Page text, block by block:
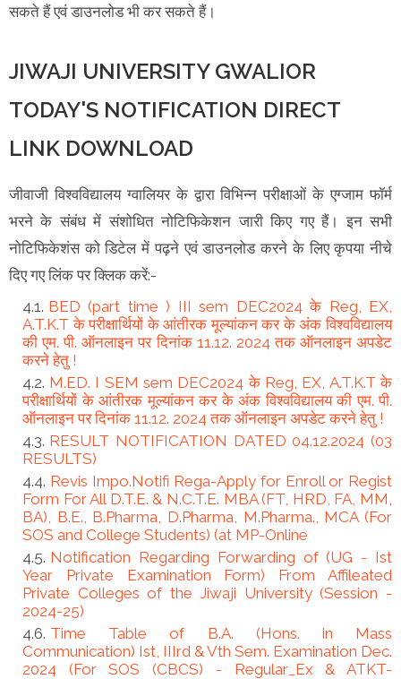
सकते हैं एवं डाउनलोड भी कर सकते हैं।
JIWAJI UNIVERSITY GWALIOR
TODAY'S NOTIFICATION DIRECT
LINK DOWNLOAD
जीवाजी विश्वविद्यालय ग्वालियर के द्वारा विभिन्न परीक्षाओं के एग्जाम फॉर्म
भरने के संबंध में संशोधित नोटिफिकेशन जारी किए गए हैं। इन सभी
नोटिफिकेशंस को डिटेल में पढ़ने एवं डाउनलोड करने के लिए कृपया नीचे
दिए गए लिंक पर क्लिक करें:-
BED (part time ) III sem DEC2024 के Reg, EX,
A.T.K.T के परीक्षार्थियों के आंतीरक मूल्यांकन कर के अंक विश्वविद्यालय
की एम. पी. ऑनलाइन पर दिनांक 11.12. 2024 तक ऑनलाइन अपडेट
करने हेतु !
M.ED. I SEM sem DEC2024 के Reg, EX, A.T.K.T के
परीक्षार्थियों के आंतीरक मूल्यांकन कर के अंक विश्वविद्यालय की एम. पी.
ऑनलाइन पर दिनांक 11.12. 2024 तक ऑनलाइन अपडेट करने हेतु !
RESULT NOTIFICATION DATED 04.12.2024 (03
RESULTS)
Revis Impo.Notifi Rega-Apply for Enroll or Regist
Form For All D.T.E. & N.C.T.E. MBA (FT, HRD, FA, MM,
BA), B.E., B.Pharma, D.Pharma, M.Pharma., MCA (For
SOS and College Students) (at MP-Online
Notification Regarding Forwarding of (UG - Ist
Year Private Examination Form) From Affileated
Private Colleges of the Jiwaji University (Session -
2024-25)
Time Table of B.A. (Hons. in Mass
Communication) Ist, IIIrd & Vth Sem. Examination Dec.
2024 (For SOS (CBCS) - Regular_Ex & ATKT-